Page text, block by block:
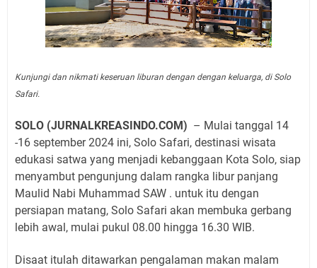
Kunjungi dan nikmati keseruan liburan dengan dengan keluarga, di Solo
Safari.
SOLO (JURNALKREASINDO.COM) – Mulai tanggal 14
-16 september 2024 ini, Solo Safari, destinasi wisata
edukasi satwa yang menjadi kebanggaan Kota Solo, siap
menyambut pengunjung dalam rangka libur panjang
Maulid Nabi Muhammad SAW . untuk itu dengan
persiapan matang, Solo Safari akan membuka gerbang
lebih awal, mulai pukul 08.00 hingga 16.30 WIB.
Disaat itulah ditawarkan pengalaman makan malam